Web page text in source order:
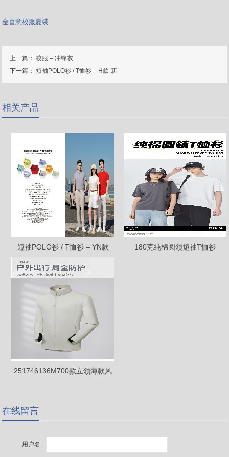
金喜意校服夏装
上一篇：校服 – 冲锋衣
下一篇：短袖POLO衫 / T恤衫 – H款-新
相关产品
短袖POLO衫 / T恤衫 – YN款
180克纯棉圆领短袖T恤衫
251746136M700款立领薄款风
在线留言
用户名: